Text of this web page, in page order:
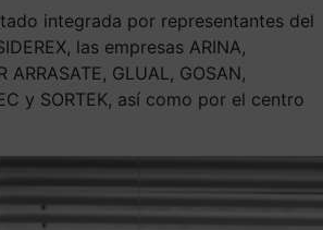
integrada por representantes del
las empresas ARINA,
ARRASATE, GLUAL, GOSAN,
y SORTEK, así como por el centro